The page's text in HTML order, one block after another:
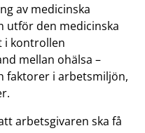
av medicinska
utför den medicinska
i kontrollen
mellan ohälsa –
faktorer i arbetsmiljön,
arbetsgivaren ska få